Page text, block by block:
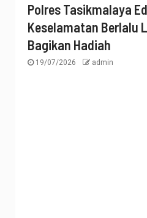
Polres Tasikmalaya
Keselamatan Berlalu
Bagikan Hadiah
19/07/2026 admin